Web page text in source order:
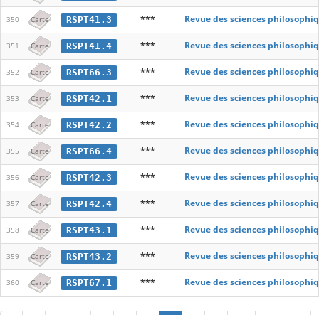
350 Carte RSPT41.3 *** Revue des sciences
351 Carte RSPT41.4 *** Revue des sciences
352 Carte RSPT66.3 *** Revue des sciences
353 Carte RSPT42.1 *** Revue des sciences
354 Carte RSPT42.2 *** Revue des sciences
355 Carte RSPT66.4 *** Revue des sciences
356 Carte RSPT42.3 *** Revue des sciences
357 Carte RSPT42.4 *** Revue des sciences
358 Carte RSPT43.1 *** Revue des sciences
359 Carte RSPT43.2 *** Revue des sciences
360 Carte RSPT67.1 *** Revue des sciences